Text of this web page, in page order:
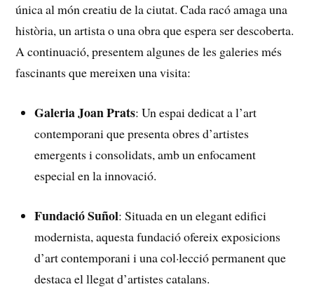
única al món creatiu de la⁢ ciutat. Cada racó amaga una
història, un ⁢artista o una obra ‍que‌ espera ser ⁣descoberta.
A ⁢continuació, presentem algunes‍ de les galeries més
fascinants‍ que mereixen una visita:
Galeria⁤ Joan Prats: Un espai dedicat a l’art
contemporani que⁣ presenta obres d’artistes
emergents i consolidats, amb un enfocament
especial en la innovació.
Fundació Suñol: Situada en un elegant edifici
modernista, aquesta fundació ofereix exposicions
d’art contemporani i una col·lecció permanent⁣ que
destaca el llegat d’artistes catalans.